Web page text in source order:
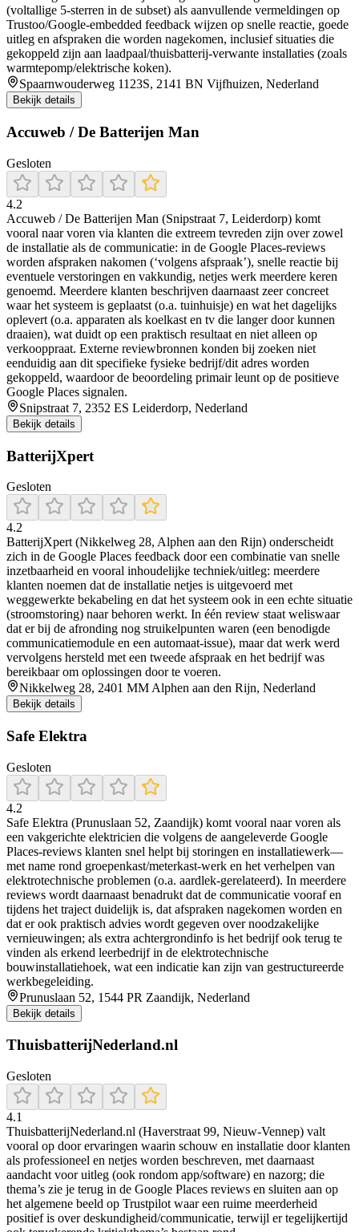
(voltallige 5-sterren in de subset) als aanvullende vermeldingen op
Trustoo/Google-embedded feedback wijzen op snelle reactie, goede
uitleg en afspraken die worden nagekomen, inclusief situaties die
gekoppeld zijn aan laadpaal/thuisbatterij-verwante installaties (zoals
warmtepomp/elektrische koken).
Spaarnwouderweg 1123S, 2141 BN Vijfhuizen, Nederland
Bekijk details
Accuweb / De Batterijen Man
Gesloten
4.2
Accuweb / De Batterijen Man (Snipstraat 7, Leiderdorp) komt
vooral naar voren via klanten die extreem tevreden zijn over zowel
de installatie als de communicatie: in de Google Places-reviews
worden afspraken nakomen (‘volgens afspraak’), snelle reactie bij
eventuele verstoringen en vakkundig, netjes werk meerdere keren
genoemd. Meerdere klanten beschrijven daarnaast zeer concreet
waar het systeem is geplaatst (o.a. tuinhuisje) en wat het dagelijks
oplevert (o.a. apparaten als koelkast en tv die langer door kunnen
draaien), wat duidt op een praktisch resultaat en niet alleen op
verkooppraat. Externe reviewbronnen konden bij zoeken niet
eenduidig aan dit specifieke fysieke bedrijf/dit adres worden
gekoppeld, waardoor de beoordeling primair leunt op de positieve
Google Places signalen.
Snipstraat 7, 2352 ES Leiderdorp, Nederland
Bekijk details
BatterijXpert
Gesloten
4.2
BatterijXpert (Nikkelweg 28, Alphen aan den Rijn) onderscheidt
zich in de Google Places feedback door een combinatie van snelle
inzetbaarheid en vooral inhoudelijke techniek/uitleg: meerdere
klanten noemen dat de installatie netjes is uitgevoerd met
weggewerkte bekabeling en dat het systeem ook in een echte situatie
(stroomstoring) naar behoren werkt. In één review staat weliswaar
dat er bij de afronding nog struikelpunten waren (een benodigde
communicatiemodule en een automaat-issue), maar dat werk werd
vervolgens hersteld met een tweede afspraak en het bedrijf was
bereikbaar om oplossingen door te voeren.
Nikkelweg 28, 2401 MM Alphen aan den Rijn, Nederland
Bekijk details
Safe Elektra
Gesloten
4.2
Safe Elektra (Prunuslaan 52, Zaandijk) komt vooral naar voren als
een vakgerichte elektricien die volgens de aangeleverde Google
Places-reviews klanten snel helpt bij storingen en installatiewerk—
met name rond groepenkast/meterkast-werk en het verhelpen van
elektrotechnische problemen (o.a. aardlek-gerelateerd). In meerdere
reviews wordt daarnaast benadrukt dat de communicatie vooraf en
tijdens het traject duidelijk is, dat afspraken nagekomen worden en
dat er ook praktisch advies wordt gegeven over noodzakelijke
vernieuwingen; als extra achtergrondinfo is het bedrijf ook terug te
vinden als erkend leerbedrijf in de elektrotechnische
bouwinstallatiehoek, wat een indicatie kan zijn van gestructureerde
werkbegeleiding.
Prunuslaan 52, 1544 PR Zaandijk, Nederland
Bekijk details
ThuisbatterijNederland.nl
Gesloten
4.1
ThuisbatterijNederland.nl (Haverstraat 99, Nieuw-Vennep) valt
vooral op door ervaringen waarin schouw en installatie door klanten
als professioneel en netjes worden beschreven, met daarnaast
aandacht voor uitleg (ook rondom app/software) en nazorg; die
thema’s zie je terug in de Google Places reviews en sluiten aan op
het algemene beeld op Trustpilot waar een ruime meerderheid
positief is over deskundigheid/communicatie, terwijl er tegelijkertijd